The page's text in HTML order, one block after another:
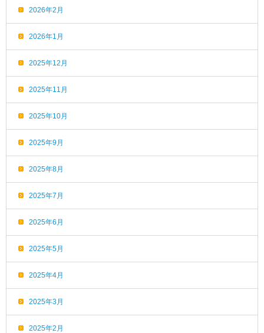
2026年2月
2026年1月
2025年12月
2025年11月
2025年10月
2025年9月
2025年8月
2025年7月
2025年6月
2025年5月
2025年4月
2025年3月
2025年2月